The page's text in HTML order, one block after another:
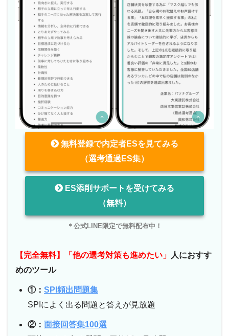
無料登録で内定者ESを見てみる
（選考通過ES集）
ES添削サポートを受けてみる
（無料）
＊公式LINE限定で無料配布中！
【完全無料】「他の選考対策も進めたい」
人におすす
めのツール
①： SPI頻出問題集
SPIによく出る問題と答えが見放題
②： 面接回答集100選